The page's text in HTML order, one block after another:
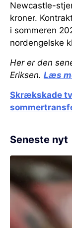
Newcastle-
kroner.
i sommeren
nordengelske
Her er den
Eriksen. Læs
Skrækskade
Seneste nyt